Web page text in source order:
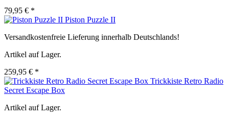
79,95 € *
Piston Puzzle II
Versandkostenfreie Lieferung innerhalb Deutschlands!
Artikel auf Lager.
259,95 € *
Trickkiste Retro Radio
Secret Escape Box
Artikel auf Lager.